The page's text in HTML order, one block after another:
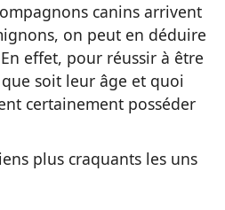
canins arrivent
on peut en déduire
effet, pour réussir à être
soit leur âge et quoi
certainement posséder
plus craquants les uns